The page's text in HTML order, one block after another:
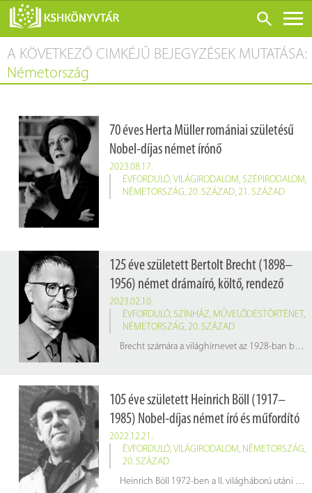
ONLINE KATALÓGUS
RÓLUNK
SZOLGÁLTATÁSOK
KONFERENCIÁK
ADATBÁZISOK
BLOG
A KÖVETKEZŐ CIMKÉJŰ BEJEGYZÉSEK MUTATÁSA:
Németország
70 éves Herta Müller romániai születésű
Nobel-díjas német írónő
2023.08.17.
ÉVFORDULÓ, VILÁGIRODALOM, SZÉPIRODALOM,
NÉMETORSZÁG, 20. SZÁZAD, 21. SZÁZAD
125 éve született Bertolt Brecht (1898–
1956) német drámaíró, költő, rendező
2023.02.10.
ÉVFORDULÓ, SZÍNHÁZ, MŰVELŐDÉSTÖRTÉNET ,
NÉMETORSZÁG, 20. SZÁZAD
Brecht számára a világhírnevet az 1928-ban bemutatott
105 éve született Heinrich Böll (1917–
1985) Nobel-díjas német író és műfordító
2022.12.21.
ÉVFORDULÓ, VILÁGIRODALOM, NÉMETORSZÁG,
20. SZÁZAD
Heinrich Böll 1972-ben a II. világháború utáni első német íróként megkapta az irodalmi Nobel-díjat